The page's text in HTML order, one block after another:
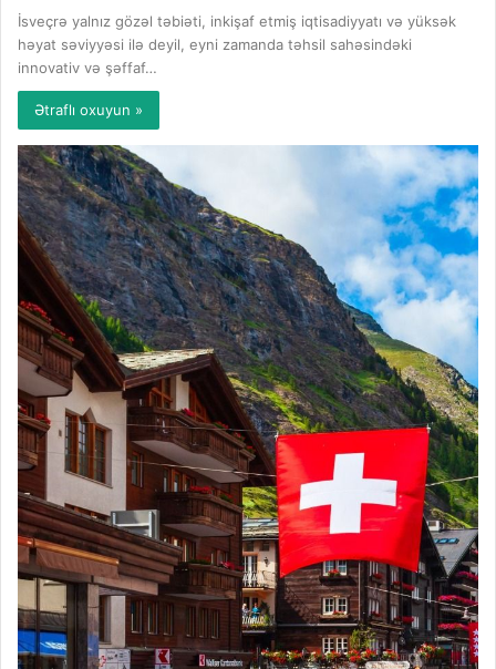
İsveçrə yalnız gözəl təbiəti, inkişaf etmiş iqtisadiyyatı və yüksək
həyat səviyyəsi ilə deyil, eyni zamanda təhsil sahəsindəki
innovativ və şəffaf…
Ətraflı oxuyun »